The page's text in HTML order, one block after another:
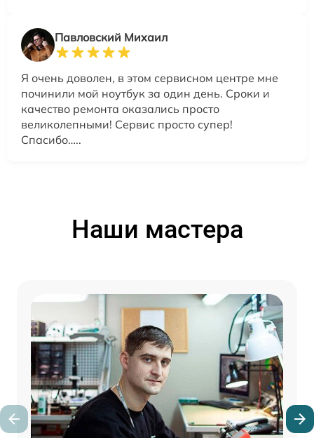
Павловский Михаил
Я очень доволен, в этом сервисном центре мне
починили мой ноутбук за один день. Сроки и
качество ремонта оказались просто
великолепными! Сервис просто супер!
Спасибо…..
Наши мастера